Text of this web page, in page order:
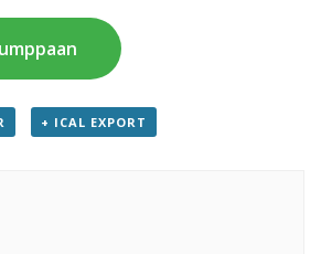
+ ICAL EXPORT